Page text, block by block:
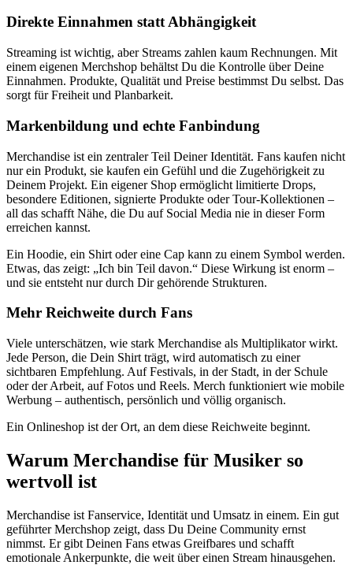
Direkte Einnahmen statt Abhängigkeit
Streaming ist wichtig, aber Streams zahlen kaum Rechnungen. Mit
einem eigenen Merchshop behältst Du die Kontrolle über Deine
Einnahmen. Produkte, Qualität und Preise bestimmst Du selbst. Das
sorgt für Freiheit und Planbarkeit.
Markenbildung und echte Fanbindung
Merchandise ist ein zentraler Teil Deiner Identität. Fans kaufen nicht
nur ein Produkt, sie kaufen ein Gefühl und die Zugehörigkeit zu
Deinem Projekt. Ein eigener Shop ermöglicht limitierte Drops,
besondere Editionen, signierte Produkte oder Tour-Kollektionen –
all das schafft Nähe, die Du auf Social Media nie in dieser Form
erreichen kannst.
Ein Hoodie, ein Shirt oder eine Cap kann zu einem Symbol werden.
Etwas, das zeigt: „Ich bin Teil davon.“ Diese Wirkung ist enorm –
und sie entsteht nur durch Dir gehörende Strukturen.
Mehr Reichweite durch Fans
Viele unterschätzen, wie stark Merchandise als Multiplikator wirkt.
Jede Person, die Dein Shirt trägt, wird automatisch zu einer
sichtbaren Empfehlung. Auf Festivals, in der Stadt, in der Schule
oder der Arbeit, auf Fotos und Reels. Merch funktioniert wie mobile
Werbung – authentisch, persönlich und völlig organisch.
Ein Onlineshop ist der Ort, an dem diese Reichweite beginnt.
Warum Merchandise für Musiker so
wertvoll ist
Merchandise ist Fanservice, Identität und Umsatz in einem. Ein gut
geführter Merchshop zeigt, dass Du Deine Community ernst
nimmst. Er gibt Deinen Fans etwas Greifbares und schafft
emotionale Ankerpunkte, die weit über einen Stream hinausgehen.